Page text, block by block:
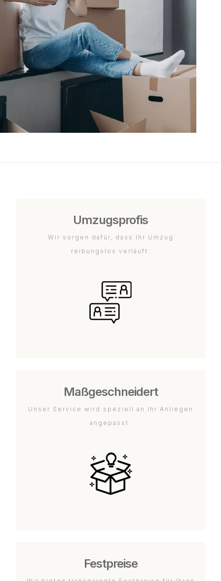
Umzugsprofis
Wir sorgen dafür, dass Ihr Umzug
reibungslos verläuft.
Maßgeschneidert
Unser Service wird speziell an Ihr Anliegen
angepasst.
Festpreise